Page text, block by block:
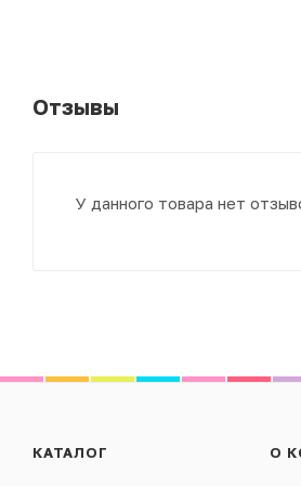
Отзывы
У данного товара нет
КАТАЛОГ О